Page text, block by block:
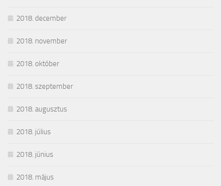
2018. december
2018. november
2018. október
2018. szeptember
2018. augusztus
2018. július
2018. június
2018. május